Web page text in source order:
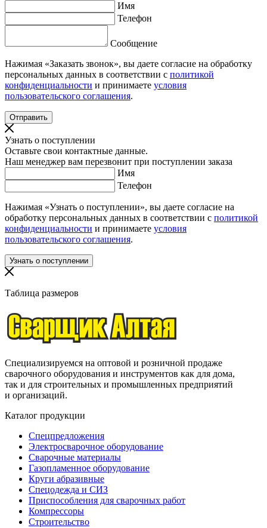
Имя
Телефон
Сообщение
Нажимая «Заказать звонок», вы даете согласие на обработку
персональных данных в соответствии с политикой
конфиденциальности и принимаете условия
пользовательского соглашения.
Узнать о поступлении
Оставьте свои контактные данные.
Наш менеджер вам перезвонит при поступлении заказа
Имя
Телефон
Нажимая «Узнать о поступлении», вы даете согласие на
обработку персональных данных в соответствии с политикой
конфиденциальности и принимаете условия
пользовательского соглашения.
Таблица размеров
Специализируемся на оптовой и розничной продаже
сварочного оборудования и инструментов как для дома,
так и для строительных и промышленных предприятий
и организаций.
Каталог продукции
Спецпредложения
Электросварочное оборудование
Сварочные материалы
Газопламенное оборудование
Круги абразивные
Спецодежда и СИЗ
Приспособления для сварочных работ
Компрессоры
Строительство